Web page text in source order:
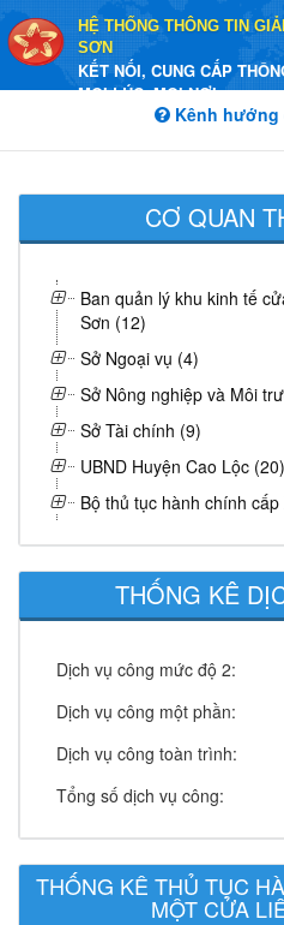
HỆ THỐNG THÔNG TIN
SƠN
KẾT NỐI, CUNG CẤP
MỌI LÚC, MỌI NƠI
Kênh hướng
CƠ QUAN
Ban quản lý khu kinh tế
Sơn (12)
Sở Ngoại vụ (4)
Sở Nông nghiệp và Môi
Sở Tài chính (9)
UBND Huyện Cao Lộc (20)
Bộ thủ tục hành chính cấp
THỐNG KÊ
Dịch vụ công mức độ 2:
Dịch vụ công một phần:
Dịch vụ công toàn trình:
Tổng số dịch vụ công:
THỐNG KÊ THỦ TỤC
MỘT CỬA